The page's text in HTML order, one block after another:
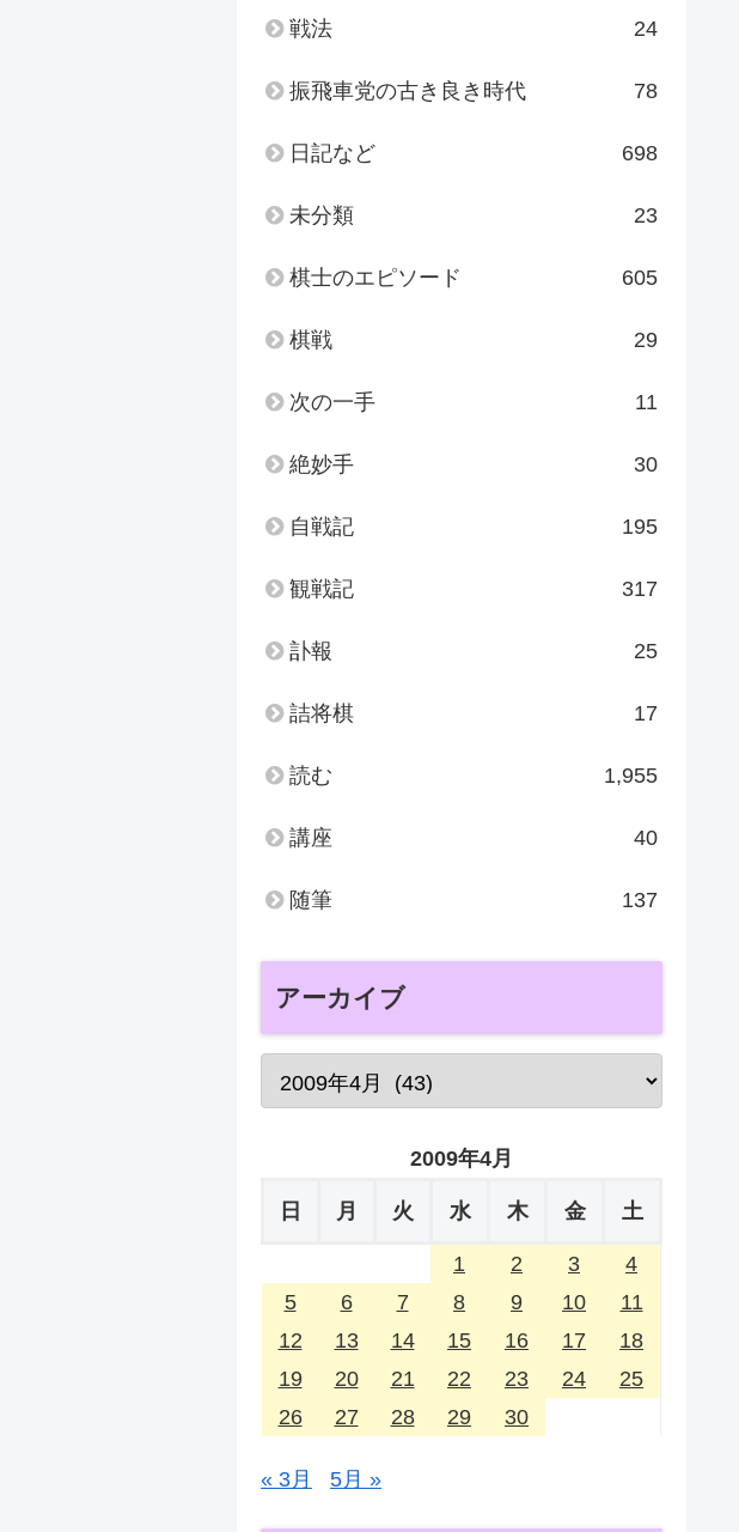
戦法 24
振飛車党の古き良き時代 78
日記など 698
未分類 23
棋士のエピソード 605
棋戦 29
次の一手 11
絶妙手 30
自戦記 195
観戦記 317
訃報 25
詰将棋 17
読む 1,955
講座 40
随筆 137
アーカイブ
2009年4月
日 月 火 水 木 金 土
1 2 3
4
5
6 7 8 9 10
11
12
13 14 15 16 17
18
19
20 21 22 23 24
25
26
27 28 29 30
« 3月 5月 »